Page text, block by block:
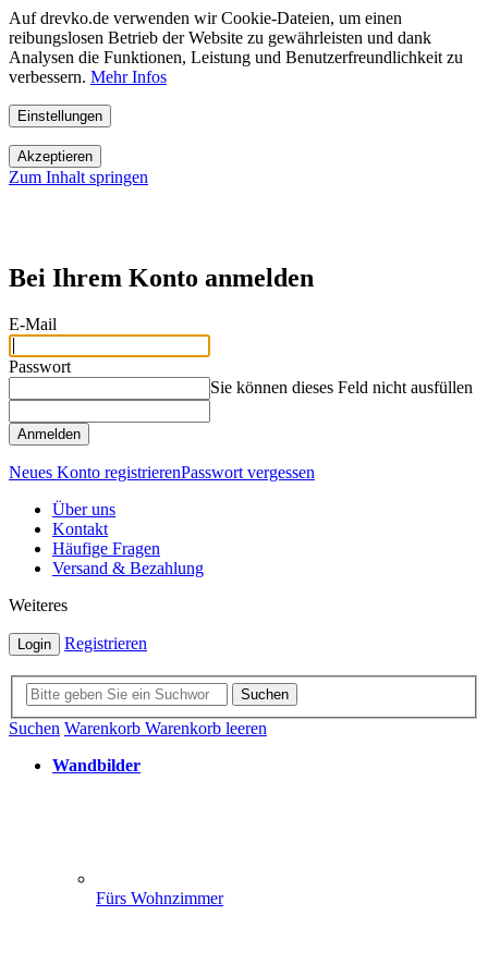
Auf drevko.de verwenden wir Cookie-Dateien, um einen
reibungslosen Betrieb der Website zu gewährleisten und dank
Analysen die Funktionen, Leistung und Benutzerfreundlichkeit zu
verbessern. Mehr Infos
Einstellungen
Akzeptieren
Zum Inhalt springen
Bei Ihrem Konto anmelden
E-Mail
Passwort
Sie können dieses Feld nicht ausfüllen
Anmelden
Neues Konto registrierenPasswort vergessen
Über uns
Kontakt
Häufige Fragen
Versand & Bezahlung
Weiteres
Login Registrieren
Suchen
Suchen Warenkorb Warenkorb leeren
Wandbilder
Fürs Wohnzimmer